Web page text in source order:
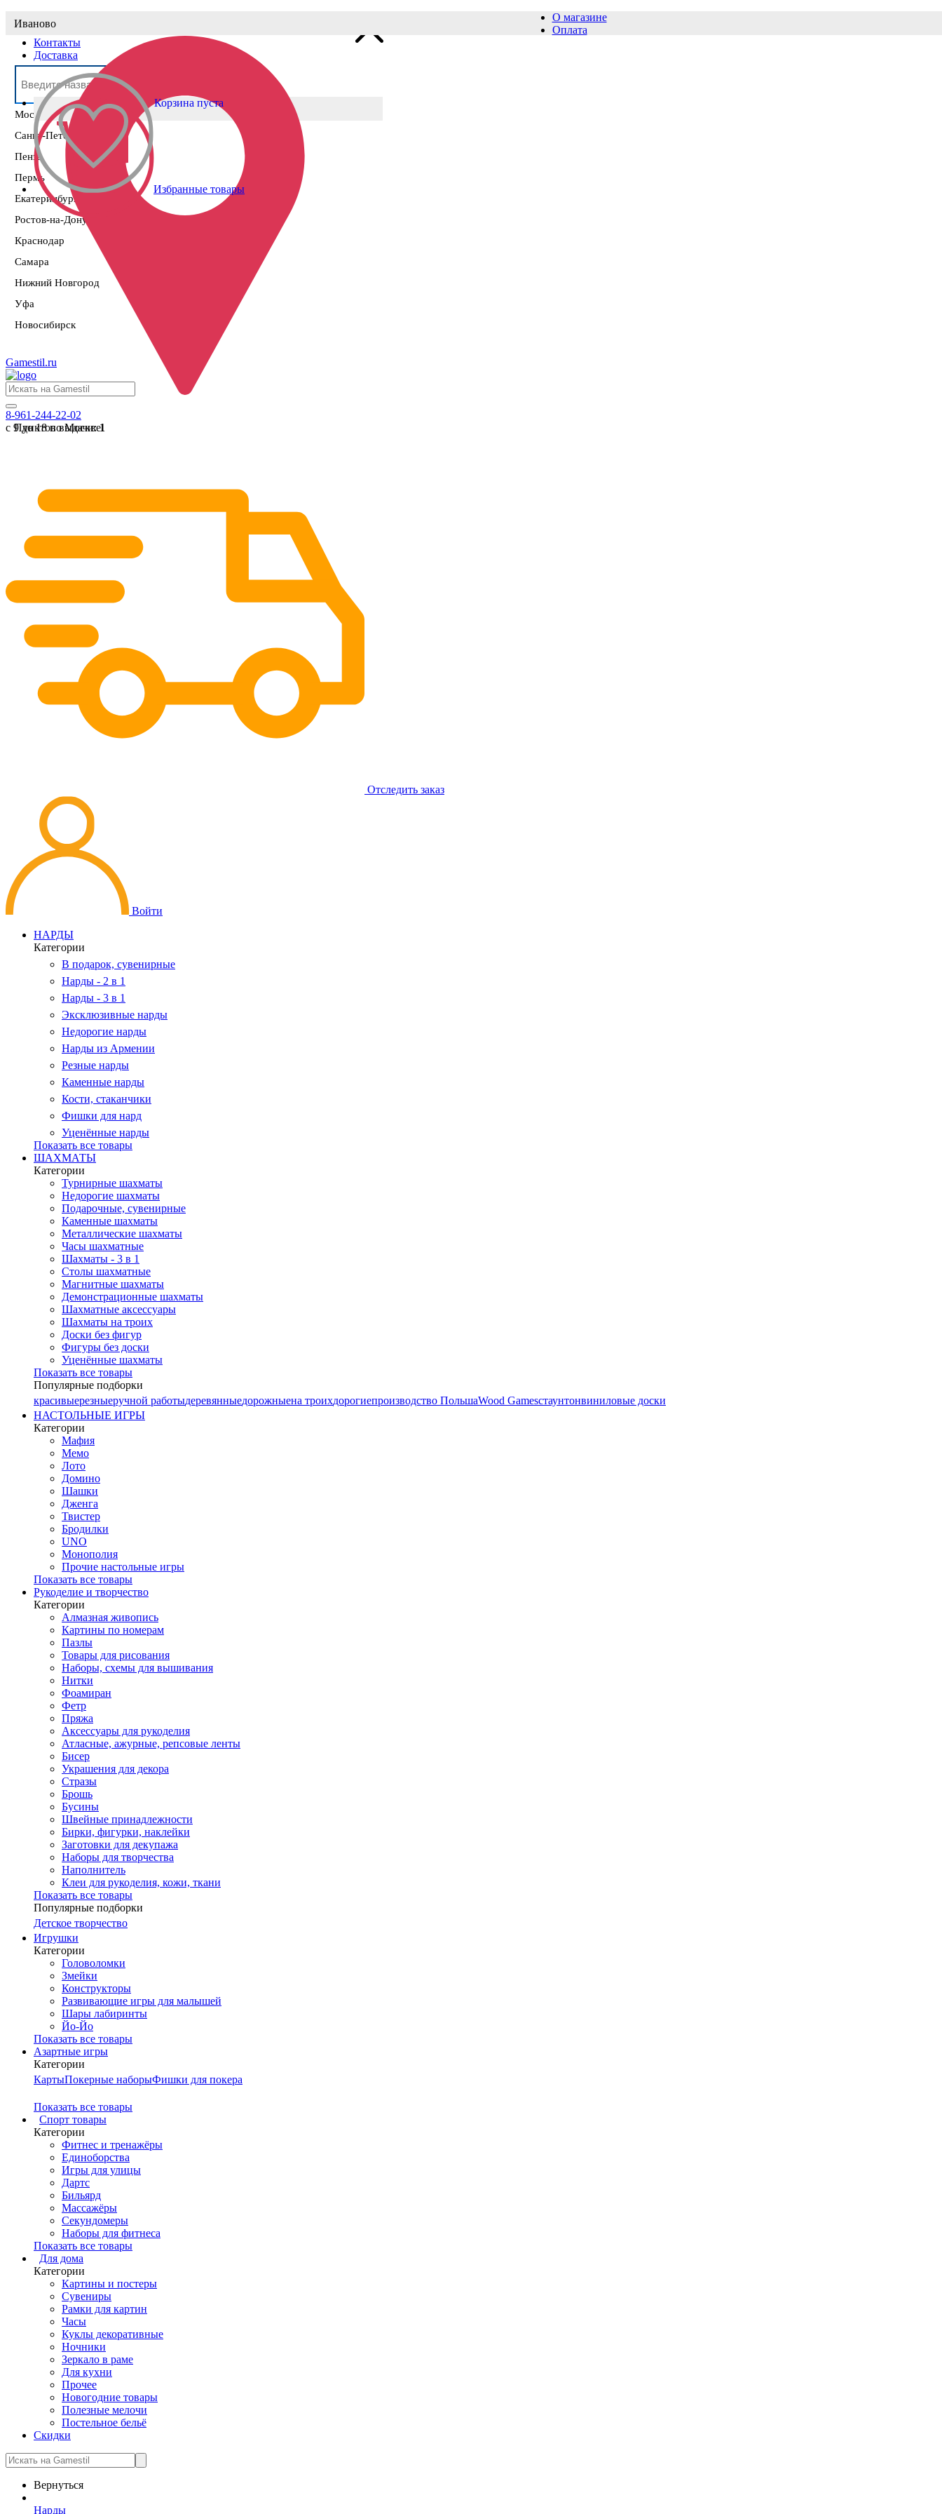
Выберите населённый пункт
Москва
Санкт-Петербург
Пенза
Пермь
Екатеринбург
Ростов-на-Дону
Краснодар
Самара
Нижний Новгород
Уфа
Новосибирск
Иваново
Пунктов выдачи:1
О магазине
Оплата
Контакты
Доставка
Избранные товары
Корзина пуста
Gamestil.ru
8-961-244-22-02
с 9 до 18 по Москве
Отследить заказ
Войти
НАРДЫ
Категории
В подарок, сувенирные
Нарды - 2 в 1
Нарды - 3 в 1
Эксклюзивные нарды
Недорогие нарды
Нарды из Армении
Резные нарды
Каменные нарды
Кости, стаканчики
Фишки для нард
Уценённые нарды
Показать все товары
ШАХМАТЫ
Категории
Турнирные шахматы
Недорогие шахматы
Подарочные, сувенирные
Каменные шахматы
Металлические шахматы
Часы шахматные
Шахматы - 3 в 1
Столы шахматные
Магнитные шахматы
Демонстрационные шахматы
Шахматные аксессуары
Шахматы на троих
Доски без фигур
Фигуры без доски
Уценённые шахматы
Показать все товары
Популярные подборки
красивыерезныеручной работыдеревянныедорожныена троихдорогиепроизводство ПольшаWood Gamesстаунтонвиниловые доски
НАСТОЛЬНЫЕ ИГРЫ
Категории
Мафия
Мемо
Лото
Домино
Шашки
Дженга
Твистер
Бродилки
UNO
Монополия
Прочие настольные игры
Показать все товары
Рукоделие и творчество
Категории
Алмазная живопись
Картины по номерам
Пазлы
Товары для рисования
Наборы, схемы для вышивания
Нитки
Фоамиран
Фетр
Пряжа
Аксессуары для рукоделия
Атласные, ажурные, репсовые ленты
Бисер
Украшения для декора
Стразы
Брошь
Бусины
Швейные принадлежности
Бирки, фигурки, наклейки
Заготовки для декупажа
Наборы для творчества
Наполнитель
Клеи для рукоделия, кожи, ткани
Показать все товары
Популярные подборки
Детское творчество
Игрушки
Категории
Головоломки
Змейки
Конструкторы
Развивающие игры для малышей
Шары лабиринты
Йо-Йо
Показать все товары
Азартные игры
Категории
КартыПокерные наборыФишки для покера
Показать все товары
Cпорт товары
Категории
Фитнес и тренажёры
Единоборства
Игры для улицы
Дартс
Бильярд
Массажёры
Секундомеры
Наборы для фитнеса
Показать все товары
Для дома
Категории
Картины и постеры
Сувениры
Рамки для картин
Часы
Куклы декоративные
Ночники
Зеркало в раме
Для кухни
Прочее
Новогодние товары
Полезные мелочи
Постельное бельё
Скидки
Вернуться
Нарды